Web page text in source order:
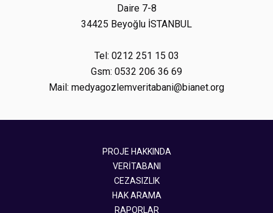
Daire 7-8
34425 Beyoğlu İSTANBUL
Tel: 0212 251 15 03
Gsm: 0532 206 36 69
Mail: medyagozlemveritabani@bianet.org
PROJE HAKKINDA
VERİTABANI
CEZASIZLIK
HAK ARAMA
RAPORLAR